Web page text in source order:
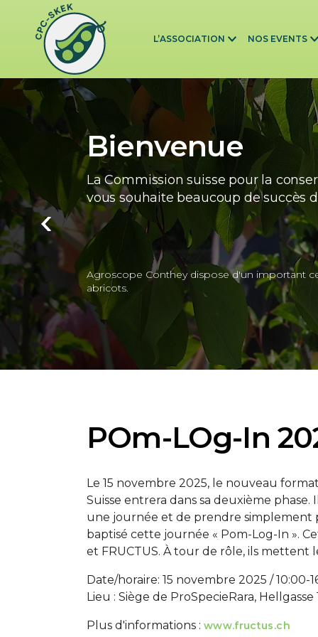
Skip to main content
L’ASSOCIATION NOS EVENTS
Bienvenue
La Commission suisse pour la
vous souhaite beaucoup de succès
Agroscope Conthey dispose d'un important
abricots.
POm-LOg-In
Le 15 novembre 2025, le nouveau
Suisse entrera dans sa deuxième
une journée et de prendre simplement
baptisé cette journée « Pom-Log-In ».
et FRUCTUS. À tour de rôle, ils mettent
Date/horaire: 15 novembre 2025 / 10:00-
Lieu : Siège de ProSpecieRara, Hellgasse
Plus d'informations : www.fructus.ch